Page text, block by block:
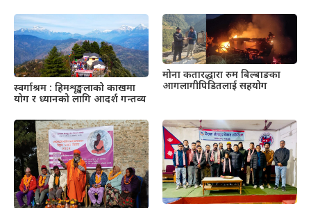
स्वर्गाश्रम : हिमशृङ्खलाको काखमा
योग र ध्यानको लागि आदर्श गन्तव्य
मोना कतारद्धारा रुम बिल्बाङका
आगलागीपिडितलाई सहयोग